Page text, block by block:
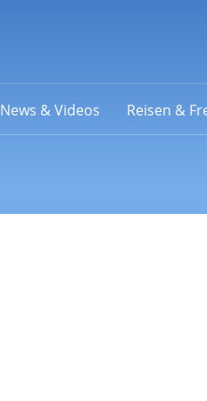
News & Videos Reisen &